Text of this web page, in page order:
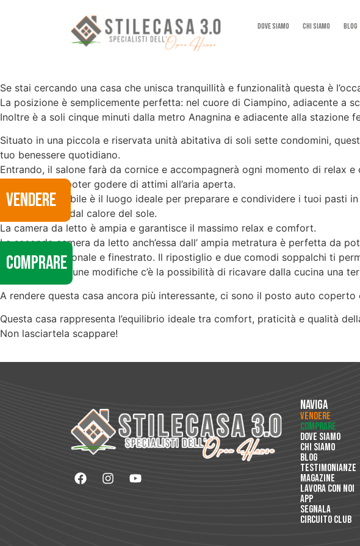
Dove Siamo Chi Siamo Blog
Se stai cercando una casa che unisca tranquillità e funzionalità questa è
La posizione è semplicemente perfetta: nel cuore di Ciampino, adiacente a
Inoltre è a soli cinque minuti dalla metro Anagnina e adiacente alla
Situato in una piccola e riservata unità abitativa di soli sette condomini,
tuo benessere quotidiano.
Entrando, il salone farà da cornice e accompagnerà ogni momento di relax
permetterà di poter godere di attimi all’aria aperta.
La cucina abitabile è il luogo ideale per preparare e condividere i tuoi pasti
caffè scaldato dal calore del sole.
La camera da letto è ampia e garantisce il massimo relax e comfort.
La seconda camera da letto anch’essa dall’ ampia metratura è perfetta da
Il bagno è funzionale e finestrato. Il ripostiglio e due comodi soppalchi ti
Apportando alcune modifiche c’è la possibilità di ricavare dalla cucina una
A rendere questa casa ancora più interessante, ci sono il posto auto
Questa casa rappresenta l’equilibrio ideale tra comfort, praticità e qualità
Non lasciartela scappare!
VENDERE
COMPRARE
Naviga
Vendere
Comprare
Dove Siamo
Chi Siamo
Blog
Testimonianze
Magazine
Lavora con Noi
App
Segnala
Circuito Club